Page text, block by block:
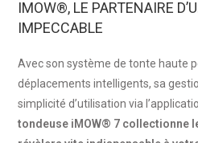
IMOW®, LE PARTENAIRE
IMPECCABLE
Avec son système de tonte haute
déplacements intelligents, sa
simplicité d’utilisation via
tondeuse iMOW® 7 collectionne